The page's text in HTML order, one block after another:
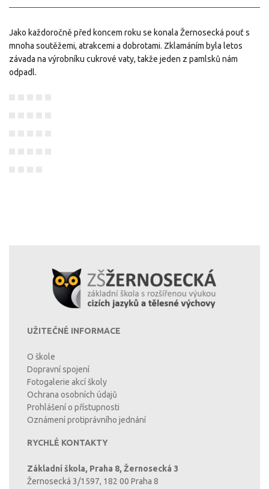
Jako každoročně před koncem roku se konala Žernosecká pouť s
mnoha soutěžemi, atrakcemi a dobrotami. Zklamáním byla letos
závada na výrobníku cukrové vaty, takže jeden z pamlsků nám
odpadl.
UŽITEČNÉ INFORMACE
O škole
Dopravní spojení
Fotogalerie akcí školy
Ochrana osobních údajů
Prohlášení o přístupnosti
Oznámení protiprávního jednání
RYCHLÉ KONTAKTY
Základní škola, Praha 8, Žernosecká 3
Žernosecká 3/1597, 182 00 Praha 8